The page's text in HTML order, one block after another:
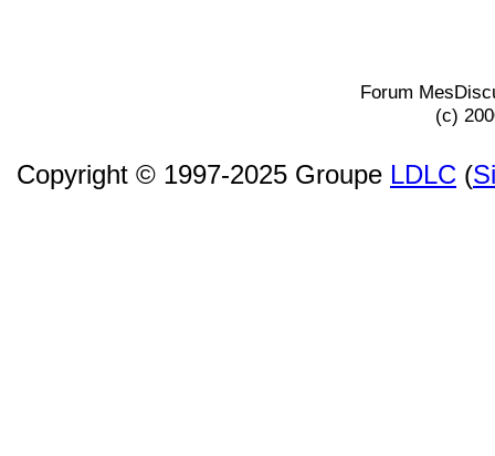
Forum
(c)
Copyright © 1997-2025 Groupe LDLC (